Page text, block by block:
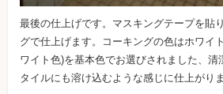
最後の仕上げです。マスキングテープを貼
グで仕上げます。コーキングの色はホワイ
ワイト色)を基本色でお選びされました、清
タイルにも溶け込むような感じに仕上がりま